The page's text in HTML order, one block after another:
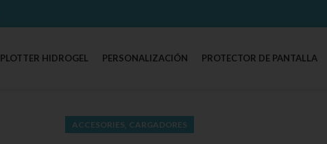
PLOTTER HIDROGEL PERSONALIZACIÓN PROTECTOR DE PANTALLA
ACCESORIES CARGADORES